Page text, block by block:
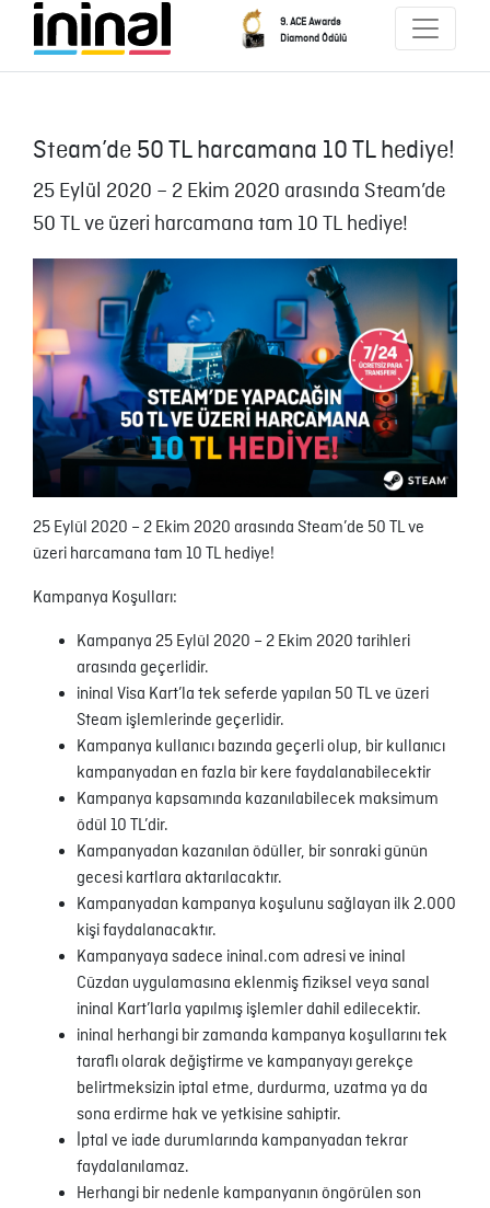
9. ACE Awards
Diamond Ödülü
Steam’de 50 TL harcamana 10 TL hediye!
25 Eylül 2020 – 2 Ekim 2020 arasında Steam’de
50 TL ve üzeri harcamana tam 10 TL hediye!
25 Eylül 2020 – 2 Ekim 2020 arasında Steam’de 50 TL ve
üzeri harcamana tam 10 TL hediye!
Kampanya Koşulları:
Kampanya 25 Eylül 2020 – 2 Ekim 2020 tarihleri
arasında geçerlidir.
ininal Visa Kart’la tek seferde yapılan 50 TL ve üzeri
Steam işlemlerinde geçerlidir.
Kampanya kullanıcı bazında geçerli olup, bir kullanıcı
kampanyadan en fazla bir kere faydalanabilecektir
Kampanya kapsamında kazanılabilecek maksimum
ödül 10 TL’dir.
Kampanyadan kazanılan ödüller, bir sonraki günün
gecesi kartlara aktarılacaktır.
Kampanyadan kampanya koşulunu sağlayan ilk 2.000
kişi faydalanacaktır.
Kampanyaya sadece ininal.com adresi ve ininal
Cüzdan uygulamasına eklenmiş fiziksel veya sanal
ininal Kart’larla yapılmış işlemler dahil edilecektir.
ininal herhangi bir zamanda kampanya koşullarını tek
taraflı olarak değiştirme ve kampanyayı gerekçe
belirtmeksizin iptal etme, durdurma, uzatma ya da
sona erdirme hak ve yetkisine sahiptir.
İptal ve iade durumlarında kampanyadan tekrar
faydalanılamaz.
Herhangi bir nedenle kampanyanın öngörülen son